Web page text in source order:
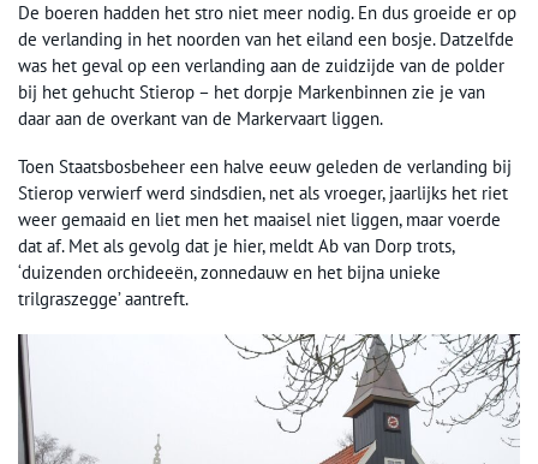
De boeren hadden het stro niet meer nodig. En dus groeide er op
de verlanding in het noorden van het eiland een bosje. Datzelfde
was het geval op een verlanding aan de zuidzijde van de polder
bij het gehucht Stierop – het dorpje Markenbinnen zie je van
daar aan de overkant van de Markervaart liggen.
Toen Staatsbosbeheer een halve eeuw geleden de verlanding bij
Stierop verwierf werd sindsdien, net als vroeger, jaarlijks het riet
weer gemaaid en liet men het maaisel niet liggen, maar voerde
dat af. Met als gevolg dat je hier, meldt Ab van Dorp trots,
‘duizenden orchideeën, zonnedauw en het bijna unieke
trilgraszegge’ aantreft.